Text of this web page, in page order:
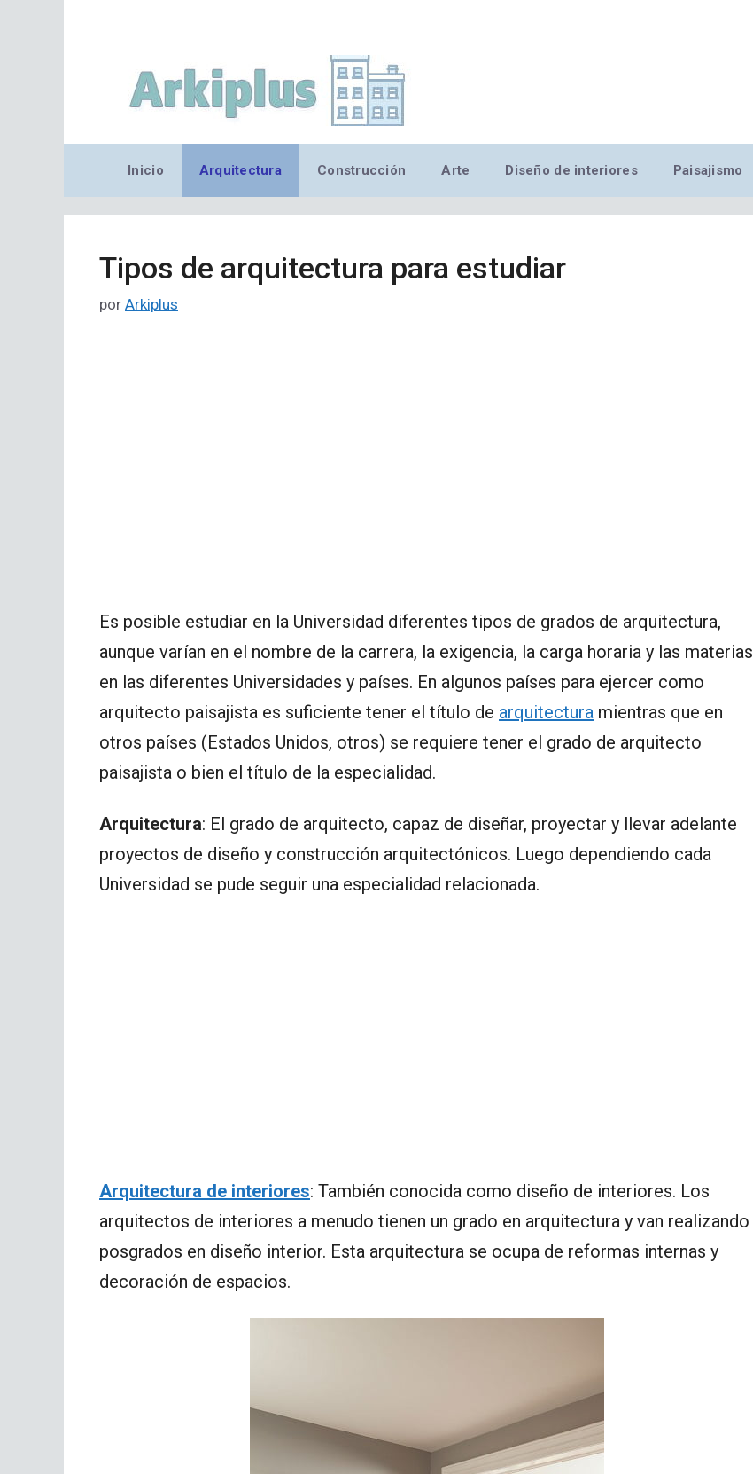
Inicio Arquitectura Construcción Arte Diseño de interiores Paisajismo
Tipos de arquitectura para estudiar
por Arkiplus
Es posible estudiar en la Universidad diferentes tipos de grados de arquitectura,
aunque varían en el nombre de la carrera, la exigencia, la carga horaria y las materias
en las diferentes Universidades y países. En algunos países para ejercer como
arquitecto paisajista es suficiente tener el título de arquitectura mientras que en
otros países (Estados Unidos, otros) se requiere tener el grado de arquitecto
paisajista o bien el título de la especialidad.
Arquitectura: El grado de arquitecto, capaz de diseñar, proyectar y llevar adelante
proyectos de diseño y construcción arquitectónicos. Luego dependiendo cada
Universidad se pude seguir una especialidad relacionada.
Arquitectura de interiores: También conocida como diseño de interiores. Los
arquitectos de interiores a menudo tienen un grado en arquitectura y van realizando
posgrados en diseño interior. Esta arquitectura se ocupa de reformas internas y
decoración de espacios.